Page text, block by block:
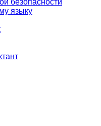
безопасности
языку